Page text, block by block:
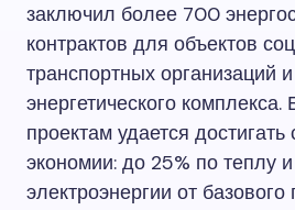
заключил более 700
контрактов для объектов
транспортных организаций
энергетического
проектам удается
экономии: до 25% по теплу
электроэнергии от базового